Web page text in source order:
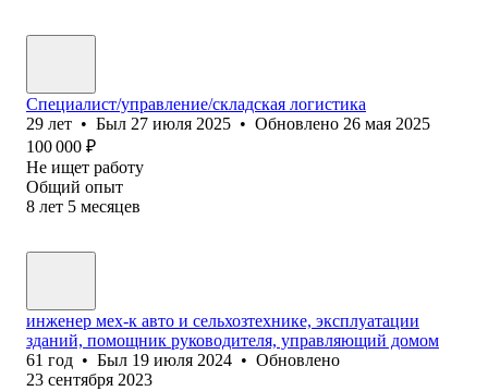
Специалист/управление/складская логистика
29 лет • Был 27 июля 2025 • Обновлено 26 мая 2025
100 000 ₽
Не ищет работу
Общий опыт
8 лет 5 месяцев
инженер мех-к авто и сельхозтехнике, эксплуатации
зданий, помощник руководителя, управляющий домом
61 год • Был 19 июля 2024 • Обновлено
23 сентября 2023